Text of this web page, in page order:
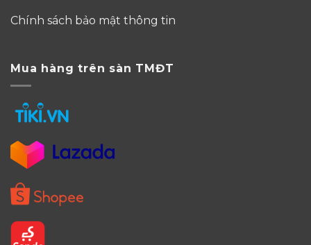
Chính sách bảo mật thông tin
Mua hàng trên sàn TMĐT